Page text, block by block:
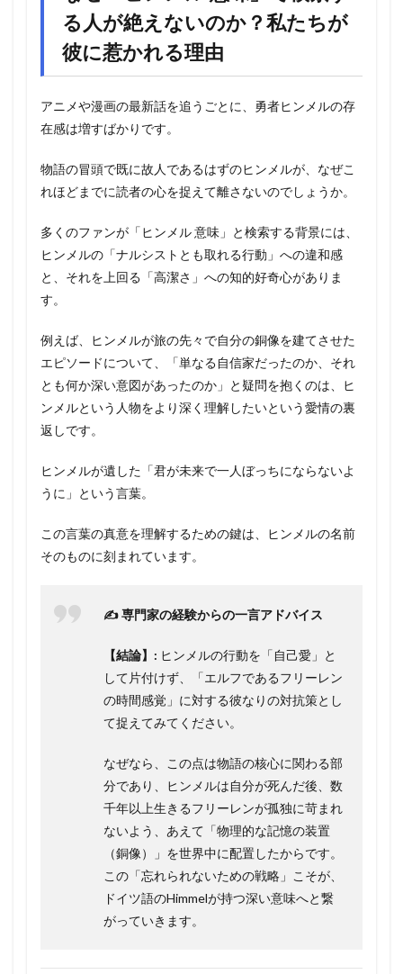
る人が絶えないのか？私たちが
彼に惹かれる理由
アニメや漫画の最新話を追うごとに、勇者ヒンメルの存
在感は増すばかりです。
物語の冒頭で既に故人であるはずのヒンメルが、なぜこ
れほどまでに読者の心を捉えて離さないのでしょうか。
多くのファンが「ヒンメル 意味」と検索する背景には、
ヒンメルの「ナルシストとも取れる行動」への違和感
と、それを上回る「高潔さ」への知的好奇心がありま
す。
例えば、ヒンメルが旅の先々で自分の銅像を建てさせた
エピソードについて、「単なる自信家だったのか、それ
とも何か深い意図があったのか」と疑問を抱くのは、ヒ
ンメルという人物をより深く理解したいという愛情の裏
返しです。
ヒンメルが遺した「君が未来で一人ぼっちにならないよ
うに」という言葉。
この言葉の真意を理解するための鍵は、ヒンメルの名前
そのものに刻まれています。
✍️ 専門家の経験からの一言アドバイス
【結論】: ヒンメルの行動を「自己愛」と
して片付けず、「エルフであるフリーレン
の時間感覚」に対する彼なりの対抗策とし
て捉えてみてください。
なぜなら、この点は物語の核心に関わる部
分であり、ヒンメルは自分が死んだ後、数
千年以上生きるフリーレンが孤独に苛まれ
ないよう、あえて「物理的な記憶の装置
（銅像）」を世界中に配置したからです。
この「忘れられないための戦略」こそが、
ドイツ語のHimmelが持つ深い意味へと繋
がっていきます。